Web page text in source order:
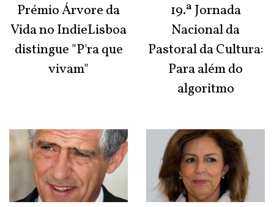
Prémio Árvore da
Vida no IndieLisboa
distingue "P'ra que
vivam"
19.ª Jornada
Nacional da
Pastoral da Cultura:
Para além do
algoritmo